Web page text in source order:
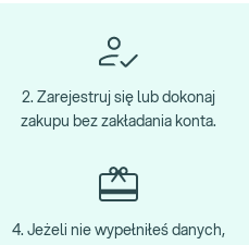
2. Zarejestruj się lub dokonaj
zakupu bez zakładania konta.
4. Jeżeli nie wypełniłeś danych,